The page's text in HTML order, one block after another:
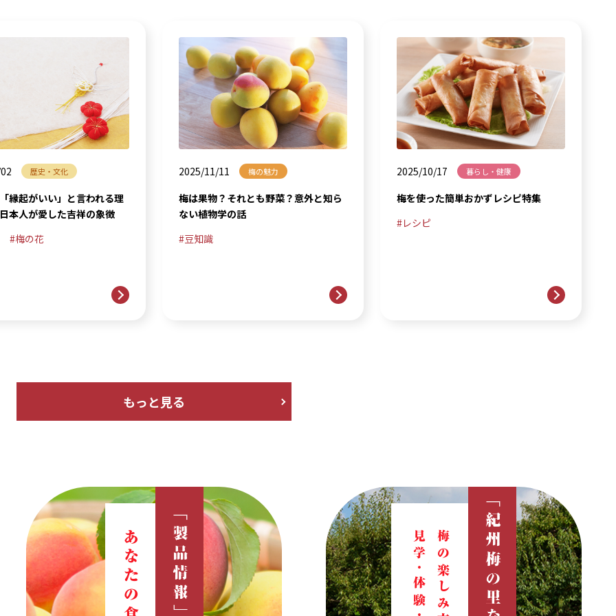
歴史・文化
縁起がいい」と言われる理
本人が愛した吉祥の象徴
梅の花
2025/11/11 梅の魅力
梅は果物？それとも野菜？意外と知ら
ない植物学の話
豆知識
2025/10/17 暮らし・健康
梅を使った簡単おかずレシピ特集
レシピ
もっと見る